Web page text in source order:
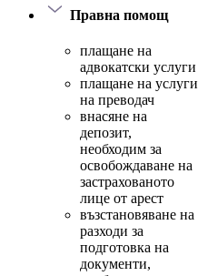
Правна помощ
плащане на
адвокатски услуги
плащане на услуги
на преводач
внасяне на
депозит,
необходим за
освобождаване на
застрахованото
лице от арест
възстановяване на
разходи за
подготовка на
документи,